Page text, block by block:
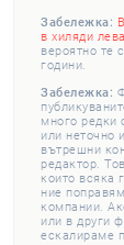
Забележка:
в хиляди лева
вероятно те
години.
Забележка:
много редки
или неточно
вътрешни
редактор.
които всяка
ние
компании.
или в други
ескалираме